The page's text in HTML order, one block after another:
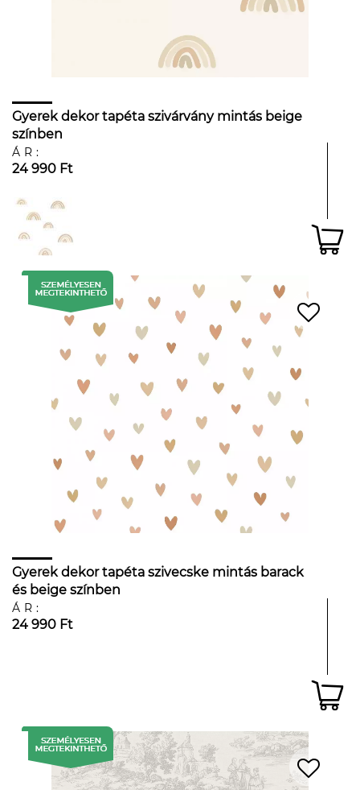
Gyerek dekor tapéta szivárvány mintás beige
színben
ÁR:
24 990 Ft
Gyerek dekor tapéta szivecske mintás barack
és beige színben
ÁR:
24 990 Ft